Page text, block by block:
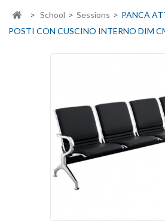
> School > Sessions > PANCA
POSTI CON CUSCINO INTERNO DIM